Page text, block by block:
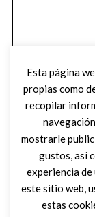
Esta página
propias como
recopilar
mostrarle
gustos, así
experiencia
este sitio web,
estas